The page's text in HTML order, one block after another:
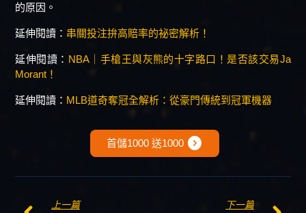
的原因。
延伸閱讀： 串關投注拚高賠率的祕密解析！
延伸閱讀： NBA｜手槍王與灰熊的十字路口！是否該交易Ja
Morant！
延伸閱讀： MLB道奇奪冠全解析：從豪門傳統到冠軍機器
首儲1000 送1000 expand_circle_right
上一篇
下一篇